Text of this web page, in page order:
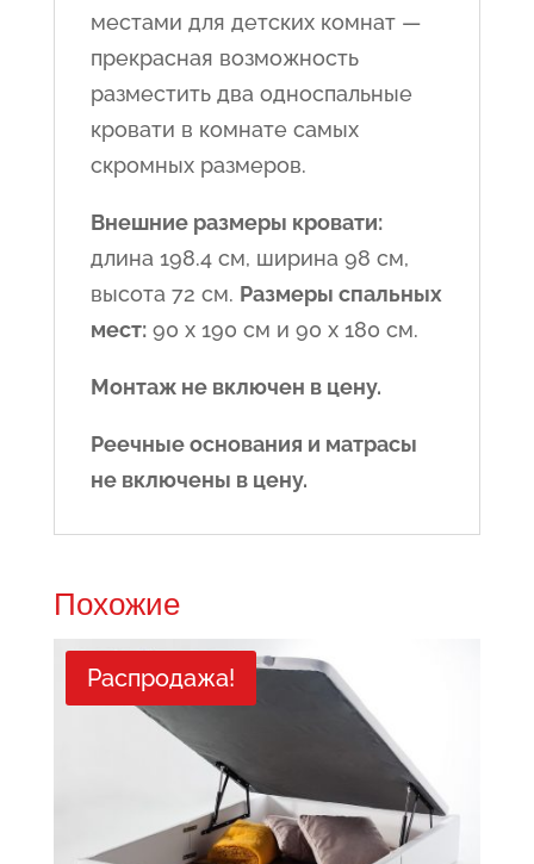
местами для детских комнат —
прекрасная возможность
разместить два односпальные
кровати в комнате самых
скромных размеров.
Внешние размеры кровати:
длина 198.4 см, ширина 98 см,
высота 72 см. Размеры спальных
мест:90 x 190 см и 90 x 180 см.
Монтаж не включен в цену.
Реечные основания и матрасы
не включены в цену.
Похожие
Распродажа!